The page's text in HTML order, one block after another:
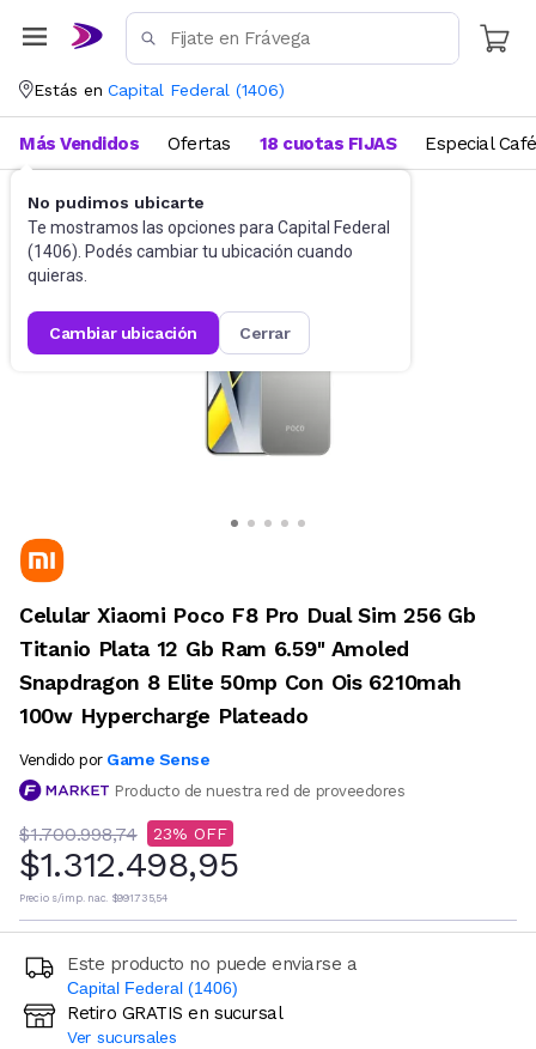
Estás en Capital Federal (1406)
No pudimos ubicarte
Te mostramos las opciones para Capital Federal
(1406). Podés cambiar tu ubicación cuando
quieras.
cambiar ubicación cerrar
Más Vendidos Ofertas 18 cuotas FIJAS Especial Café
Celulares Celulares Liberados
Celular Xiaomi Poco F8 Pro Dual Sim 256 Gb
Titanio Plata 12 Gb Ram 6.59'' Amoled
Snapdragon 8 Elite 50mp Con Ois 6210mah
100w Hypercharge Plateado
Vendido por Game Sense
Producto de nuestra red de proveedores
$1.700.998,74 23
$1.312.498,95
Precio s/imp. nac. $991.735,54
Este producto no puede enviarse a
Capital Federal (1406)
Ingresá código postal (sólo números)
Retiro GRATIS en sucursal
Ver sucursales